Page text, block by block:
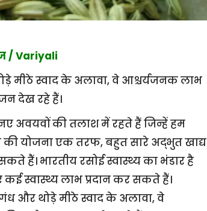
/ Variyali
मीठे स्वाद के अलावा, वे आश्चर्यजनक लाभ
देख रहे हैं।
अवयवों की तलाश में रहते हैं जिन्हें हम
योजना एक तरफ, बहुत सारे अद्भुत खाद्य
हैं। भारतीय रसोई स्वास्थ्य का भंडार है
स्वास्थ्य लाभ प्रदान कर सकते हैं।
और थोड़े मीठे स्वाद के अलावा, वे